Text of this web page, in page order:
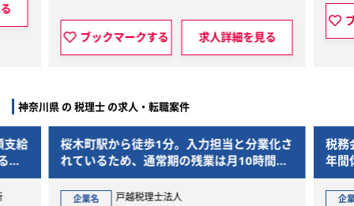
ブックマークする 求人詳細を見る
神奈川県 の 税理士 の求人・転職案件
支給
環
桜木町駅から徒歩1分。入力担当と分業化さ
れているため、通常期の残業は月10時間以
下の好環境です。
企業名 戸越税理士法人
税務
年
企